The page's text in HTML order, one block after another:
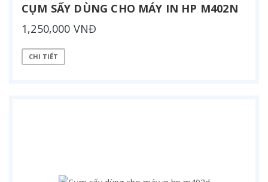
CỤM SẤY DÙNG CHO MÁY IN HP M402N
1,250,000 VNĐ
CHI TIẾT